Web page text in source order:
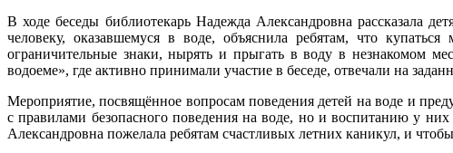
В ходе беседы библиотекарь Надежда Александровна рассказала
человеку, оказавшемуся в воде, объяснила ребятам, что
ограничительные знаки, нырять и прыгать в воду в незнакомом
водоеме», где активно принимали участие в беседе, отвечали на
Мероприятие, посвящённое вопросам поведения детей на воде и
с правилами безопасного поведения на воде, но и воспитанию у
Александровна пожелала ребятам счастливых летних каникул, и